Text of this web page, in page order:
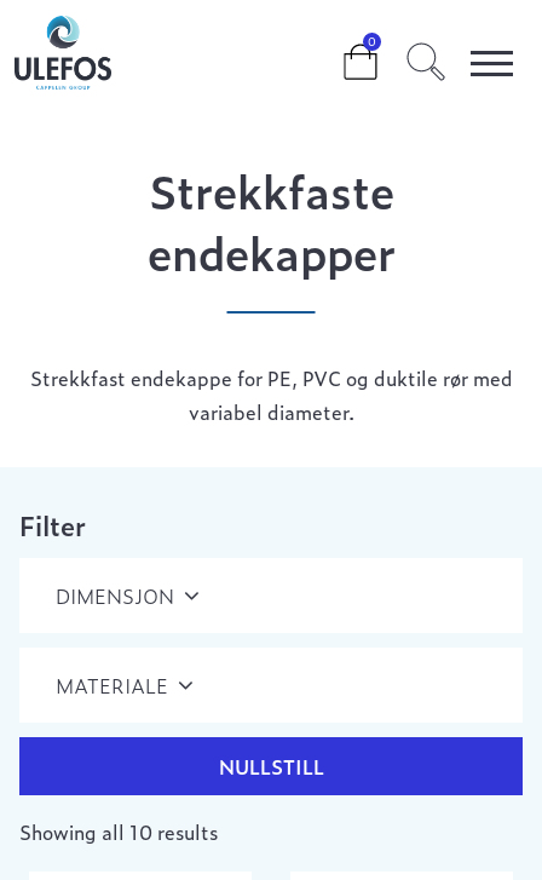
0
>>
Strekkfaste
endekapper
Strekkfast endekappe for PE, PVC og duktile rør med
variabel diameter.
Filter
DIMENSJON
MATERIALE
NULLSTILL
Showing all 10 results